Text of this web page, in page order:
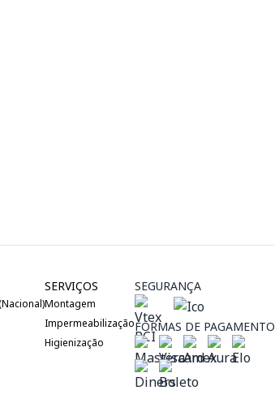
SERVIÇOS
Montagem
Impermeabilização
Higienização
SEGURANÇA
FORMAS DE PAGAMENTO